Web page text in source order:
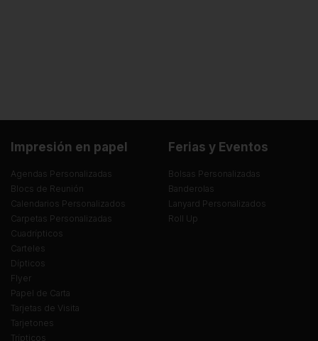
Impresión en papel
Agendas Personalizadas
Blocs de Reunión
Calendarios Personalizados
Carpetas Personalizadas
Cuadrípticos
Carteles
Dípticos
Flyer
Papel de Carta
Tarjetas de Visita
Tarjetones
Trípticos
Ferias y Eventos
Bolsas Personalizadas
Banderolas
Lanyard Personalizados
Roll Up